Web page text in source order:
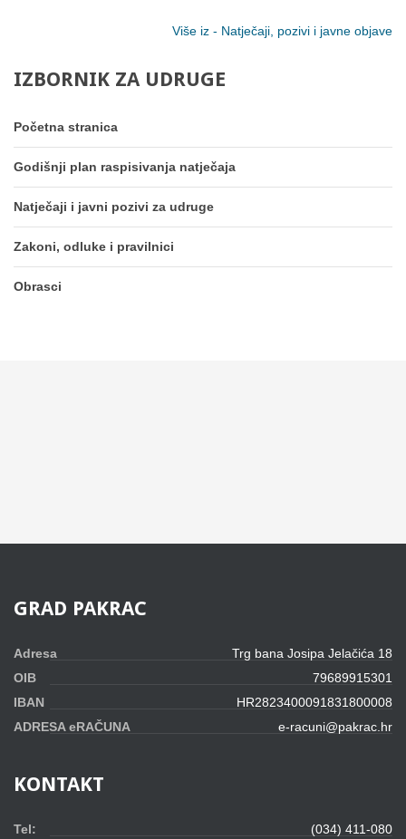
Više iz - Natječaji, pozivi i javne objave
IZBORNIK ZA UDRUGE
Početna stranica
Godišnji plan raspisivanja natječaja
Natječaji i javni pozivi za udruge
Zakoni, odluke i pravilnici
Obrasci
GRAD PAKRAC
Adresa
Trg bana Josipa Jelačića 18
OIB
79689915301
IBAN
HR2823400091831800008
ADRESA eRAČUNA
e-racuni@pakrac.hr
KONTAKT
Tel: (034) 411-080